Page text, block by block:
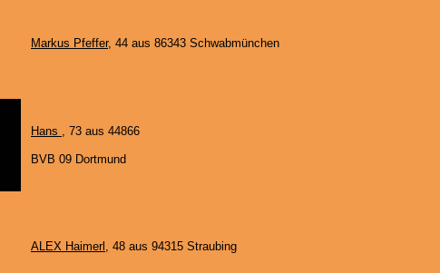
Markus Pfeffer, 44 aus 86343 Schwabmünchen
Hans , 73 aus 44866
BVB 09 Dortmund
ALEX Haimerl , 48 aus 94315 Straubing